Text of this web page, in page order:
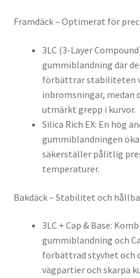
Framdäck – Optimerat för
3LC (3-Layer
gummiblandning där
förbättrar stabiliteten
inbromsningar, medan
utmärkt grepp i kurvor.
Silica Rich EX: En hög
gummiblandningen
säkerställer pålitlig
temperaturer.
Bakdäck – Stabilitet och
3LC + Cap & Base:
gummiblandning och
förbättrad styvhet och
vägpartier och skarpa